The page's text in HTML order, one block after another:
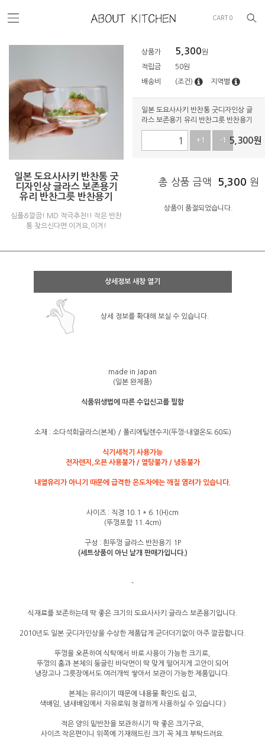
CART0
일본 도요사사키 반찬통 굿
디자인상 글라스 보존용기
유리 반찬그릇 반찬용기
심플&깔끔! MD 적극추천!! 작은 반찬
통 찾으신다면 이거요,이거!
상품가 5,300원
적립금 50원
배송비 (조건) 지역별
일본 도요사사키 반찬통 굿디자인상 글
라스 보존용기 유리 반찬그릇 반찬용기
+1 -1 5,300원
총 상품 금액 5,300 원
상품이 품절되었습니다.
상세정보 새창 열기
상세 정보를 확대해 보실 수 있습니다.
made in Japan
(일본 완제품)
식품위생법에 따른 수입신고를 필함
소재 : 소다석회글라스(본체) / 폴리에틸렌수지(뚜껑-내열온도 60도)
식기세척기 사용가능
전자렌지,오븐 사용불가 / 열탕불가 / 냉동불가
내열유리가 아니기 때문에 급격한 온도차에는 깨질 염려가 있습니다.
사이즈 : 직경 10.1 * 6.1(H)cm
(뚜껑포함 11.4cm)
구성 : 흰뚜껑 글라스 반찬용기 1P
(세트상품이 아닌 낱개 판매가입니다.)
-
식재료를 보존하는데 딱 좋은 크기의 도요사사키 글라스 보존용기입니다.
2010년도 일본 굿디자인상을 수상한 제품답게 군더더기없이 아주 깔끔합니다.
뚜껑을 오픈하여 식탁에서 바로 사용이 가능한 크기로,
뚜껑의 홈과 본체의 둥글린 바닥면이 딱 맞게 떨어지게 고안이 되어
냉장고나 그릇장에서도 여러개씩 쌓아서 보관이 가능한 제품입니다.
본체는 유리이기 때문에 내용물 확인도 쉽고,
색배임, 냄새배임에서 자유로워 청결하게 사용하실 수 있습니다:)
적은 양의 밑반찬을 보관하시기 딱 좋은 크기구요,
사이즈 작은편이니 위쪽에 기재해드린 크기 꼭 체크 부탁드려요.